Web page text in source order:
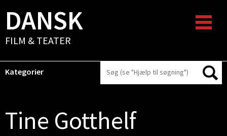
DANSK
FILM & TEATER
Kategorier
Tine Gotthelf